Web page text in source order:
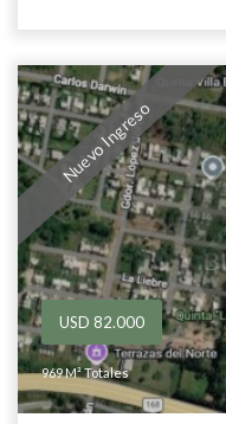
Nuevo Ingreso
USD 82.000
969 M² Totales